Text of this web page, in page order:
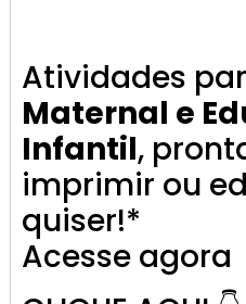
Atividades
Maternal e
Infantil,
imprimir ou
quiser!*
Acesse agora